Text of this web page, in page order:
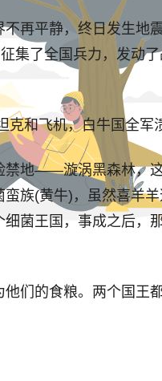
平静，终日发生地
了全国兵力，发动
和飞机，白牛国全军
地——漩涡黑森林，
族(黄牛)，虽然喜羊
菌王国，事成之后，
的食粮。两个国王